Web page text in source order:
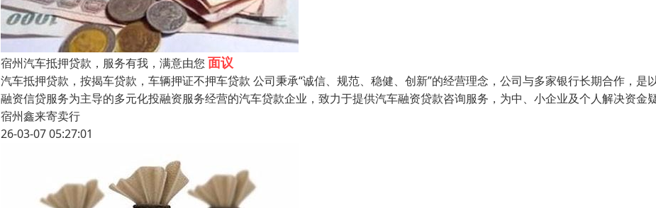
宿州汽车抵押贷款，服务有我，满意由您 面议
汽车抵押贷款，按揭车贷款，车辆押证不押车贷款 公司秉承“诚信、规范、稳健、创新”的经营理念，公司与多家银行长期合作，是
融资信贷服务为主导的多元化投融资服务经营的汽车贷款企业，致力于提供汽车融资贷款咨询服务，为中、小企业及个人解决资金
宿州鑫来寄卖行
26-03-07 05:27:01